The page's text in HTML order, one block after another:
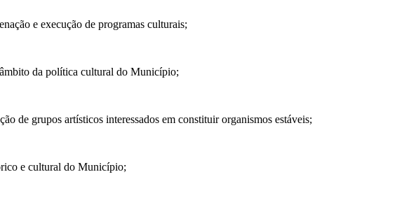
e execução de programas culturais;
da política cultural do Município;
de grupos artísticos interessados em constituir organismos estáveis;
e cultural do Município;